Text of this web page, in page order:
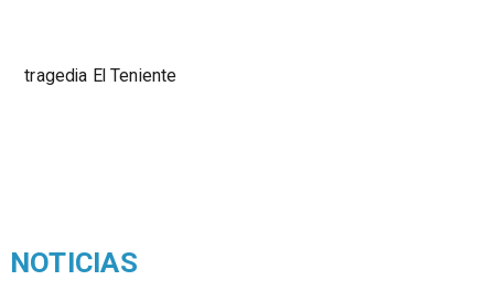
tragedia El Teniente
NOTICIAS